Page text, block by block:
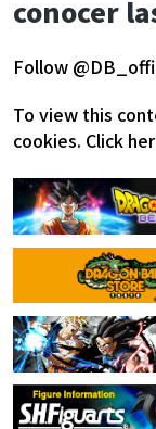
conocer
Follow
To view this
cookies. Click